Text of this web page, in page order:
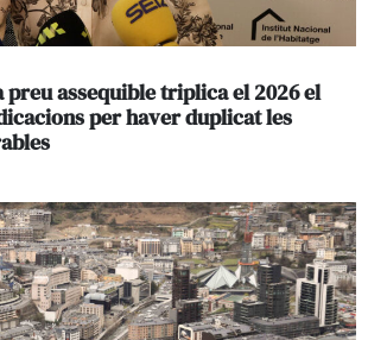
preu assequible triplica el 2026 el
per haver duplicat les